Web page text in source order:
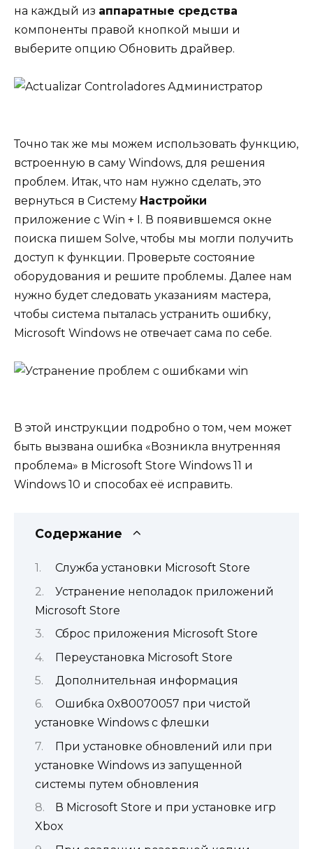
на каждый из аппаратные средства
компоненты правой кнопкой мыши и
выберите опцию Обновить драйвер.
Точно так же мы можем использовать функцию,
встроенную в саму Windows, для решения
проблем. Итак, что нам нужно сделать, это
вернуться в Систему Настройки
приложение с Win + I. В появившемся окне
поиска пишем Solve, чтобы мы могли получить
доступ к функции. Проверьте состояние
оборудования и решите проблемы. Далее нам
нужно будет следовать указаниям мастера,
чтобы система пыталась устранить ошибку,
Microsoft Windows не отвечает сама по себе.
В этой инструкции подробно о том, чем может
быть вызвана ошибка «Возникла внутренняя
проблема» в Microsoft Store Windows 11 и
Windows 10 и способах её исправить.
Содержание
Служба установки Microsoft Store
Устранение неполадок приложений
Microsoft Store
Сброс приложения Microsoft Store
Переустановка Microsoft Store
Дополнительная информация
Ошибка 0x80070057 при чистой
установке Windows с флешки
При установке обновлений или при
установке Windows из запущенной
системы путем обновления
В Microsoft Store и при установке игр
Xbox